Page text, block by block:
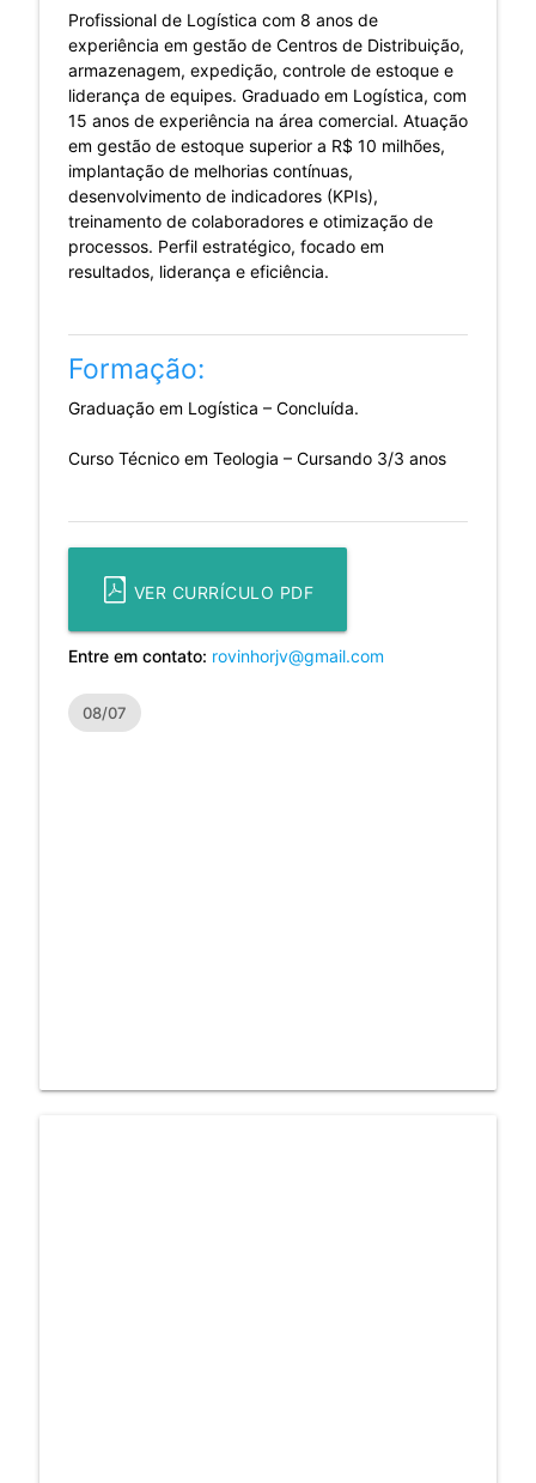
Profissional de Logística com 8 anos de
experiência em gestão de Centros de Distribuição,
armazenagem, expedição, controle de estoque e
liderança de equipes. Graduado em Logística, com
15 anos de experiência na área comercial. Atuação
em gestão de estoque superior a R$ 10 milhões,
implantação de melhorias contínuas,
desenvolvimento de indicadores (KPIs),
treinamento de colaboradores e otimização de
processos. Perfil estratégico, focado em
resultados, liderança e eficiência.
Formação:
Graduação em Logística – Concluída.
Curso Técnico em Teologia – Cursando 3/3 anos
VER CURRÍCULO PDF
Entre em contato: rovinhorjv@gmail.com
08/07